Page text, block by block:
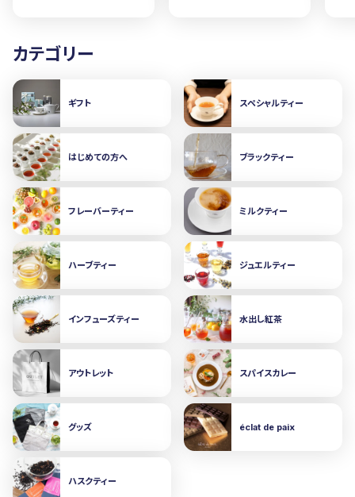
カテゴリー
ギフト スペシャルティー
はじめての方へ ブラックティー
フレーバーティー ミルクティー
ハーブティー ジュエルティー
インフューズティー 水出し紅茶
アウトレット スパイスカレー
グッズ éclat de paix
ハスクティー